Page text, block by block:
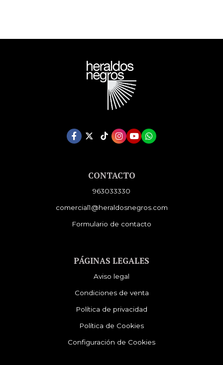
CONTACTO
963033330
comercial1@heraldosnegros.com
Formulario de contacto
PÁGINAS LEGALES
Aviso legal
Condiciones de venta
Política de privacidad
Política de Cookies
Configuración de Cookies